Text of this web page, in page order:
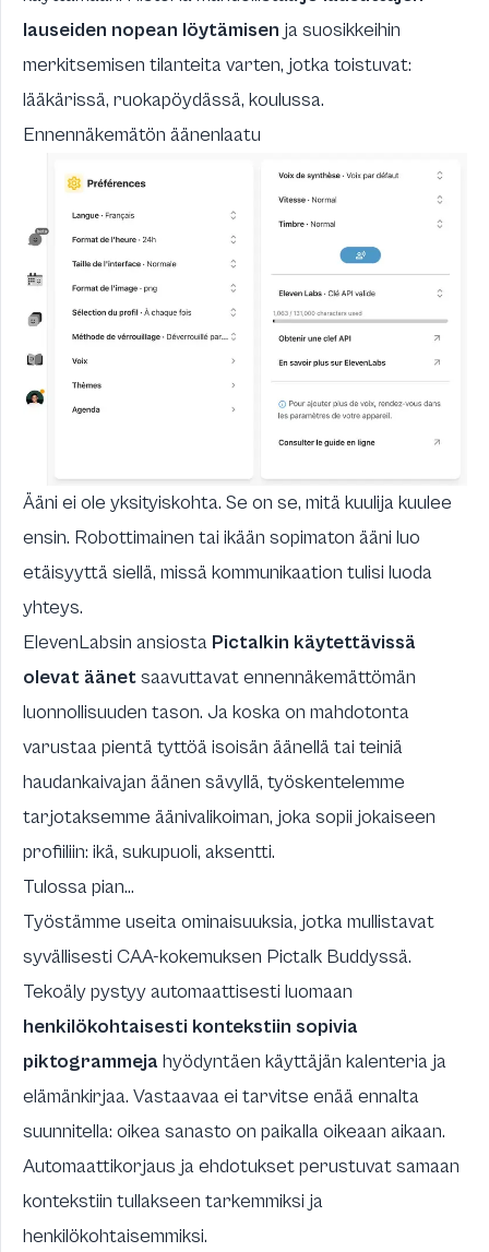
lauseiden nopean löytämisen ja suosikkeihin
merkitsemisen tilanteita varten, jotka toistuvat:
lääkärissä, ruokapöydässä, koulussa.
Ennennäkemätön äänenlaatu
Ääni ei ole yksityiskohta. Se on se, mitä kuulija kuulee
ensin. Robottimainen tai ikään sopimaton ääni luo
etäisyyttä siellä, missä kommunikaation tulisi luoda
yhteys.
ElevenLabsin ansiosta Pictalkin käytettävissä
olevat äänetsaavuttavat ennennäkemättömän
luonnollisuuden tason. Ja koska on mahdotonta
varustaa pientä tyttöä isoisän äänellä tai teiniä
haudankaivajan äänen sävyllä, työskentelemme
tarjotaksemme äänivalikoiman, joka sopii jokaiseen
profiiliin: ikä, sukupuoli, aksentti.
Tulossa pian...
Työstämme useita ominaisuuksia, jotka mullistavat
syvällisesti CAA-kokemuksen Pictalk Buddyssä.
Tekoäly pystyy automaattisesti luomaan
henkilökohtaisesti kontekstiin sopivia
piktogrammeja hyödyntäen käyttäjän kalenteria ja
elämänkirjaa. Vastaavaa ei tarvitse enää ennalta
suunnitella: oikea sanasto on paikalla oikeaan aikaan.
Automaattikorjaus ja ehdotukset perustuvat samaan
kontekstiin tullakseen tarkemmiksi ja
henkilökohtaisemmiksi.